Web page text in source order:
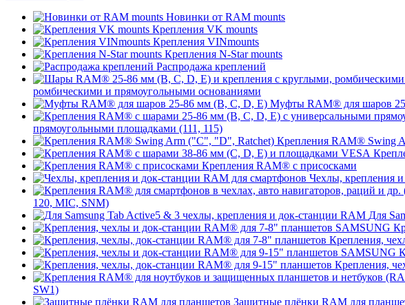
Новинки от RAM mounts
Крепления VK mounts
Крепления VINmounts
Крепления N-Star mounts
Распродажа креплений
ромбическими и прямоугольными основаниями
Муфты RAM® для шаров
прямоугольными площадками (111, 115)
Крепления RAM® Swing
Крепления RAM® с присосками
Чехлы, крепления
120, MIC, SNM)
Для
Крепления,
Крепления,
SW1)
Защитные плёнки RAM для